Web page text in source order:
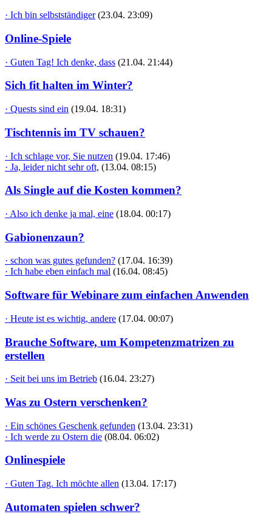
· Ich bin selbstständiger (23.04. 23:09)
Online-Spiele
· Guten Tag! Ich denke, dass (21.04. 21:44)
Sich fit halten im Winter?
· Quests sind ein (19.04. 18:31)
Tischtennis im TV schauen?
· Ich schlage vor, Sie nutzen (19.04. 17:46)
· Ja, leider nicht sehr oft, (13.04. 08:15)
Als Single auf die Kosten kommen?
· Also ich denke ja mal, eine (18.04. 00:17)
Gabionenzaun?
· schon was gutes gefunden? (17.04. 16:39)
· Ich habe eben einfach mal (16.04. 08:45)
Software für Webinare zum einfachen Anwenden
· Heute ist es wichtig, andere (17.04. 00:07)
Brauche Software, um Kompetenzmatrizen zu
erstellen
· Seit bei uns im Betrieb (16.04. 23:27)
Was zu Ostern verschenken?
· Ein schönes Geschenk gefunden (13.04. 23:31)
· Ich werde zu Ostern die (08.04. 06:02)
Onlinespiele
· Guten Tag. Ich möchte allen (13.04. 17:17)
Automaten spielen schwer?